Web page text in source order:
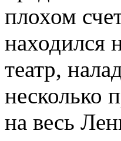
плохом
находился
театр,
несколько
на весь